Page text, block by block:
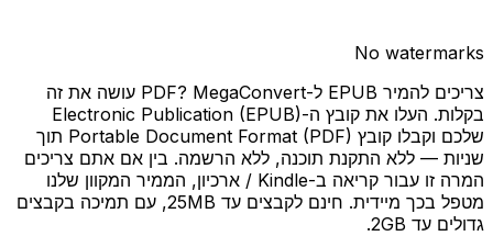
No watermarks
צריכים להמיר EPUB ל-PDF? MegaConvert עושה את זה
בקלות. העלו את קובץ ה-Electronic Publication (EPUB)
שלכם וקבלו קובץ Portable Document Format (PDF) תוך
שניות — ללא התקנת תוכנה, ללא הרשמה. בין אם אתם צריכים
המרה זו עבור קריאה ב-Kindle / ארכיון, הממיר המקוון שלנו
מטפל בכך מיידית. חינם לקבצים עד 25MB, עם תמיכה בקבצים
גדולים עד 2GB.